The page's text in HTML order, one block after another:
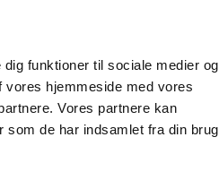
funktioner til sociale medier og
hjemmeside med vores
Vores partnere kan
som de har indsamlet fra din brug
Om os Kontakt Udgivelser
og salg af
Medicinsk